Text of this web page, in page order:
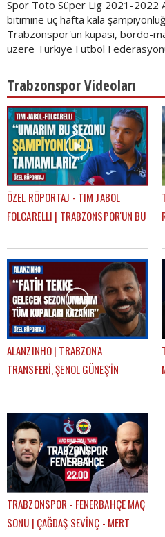
Spor Toto Süper Lig 2021-2022
bitimine üç hafta kala
Trabzonspor'un kupası, bordo-
üzere Türkiye Futbol
Trabzonspor Videoları
ÖZEL RÖPORTAJ - TIM JABOL
FOLCARELLI | TRABZONSPOR'UN BU
SAÇ TARZI
ALANZINHO | TRABZON'A
TRANSFERİ, ŞENOL GÜNEŞ'İN
TEKKE'Yİ NASIL TANIMLAR?
TRABZONSPOR - FENERBAHÇE MAÇ
SONU | ÇAĞDAŞ SEVİNÇ - MERT